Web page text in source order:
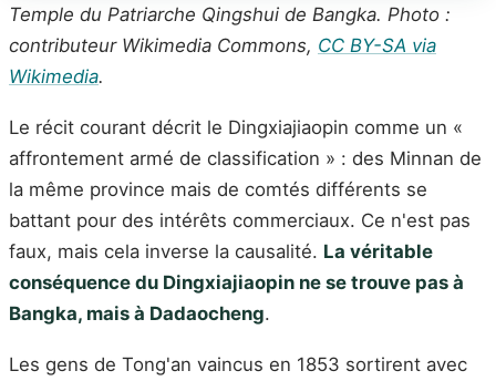
Temple du Patriarche Qingshui de Bangka. Photo :
contributeur Wikimedia Commons, CC BY-SA via
Wikimedia.
Le récit courant décrit le Dingxiajiaopin comme un «
affrontement armé de classification » : des Minnan de
la même province mais de comtés différents se
battant pour des intérêts commerciaux. Ce n'est pas
faux, mais cela inverse la causalité. La véritable
conséquence du Dingxiajiaopin ne se trouve pas à
Bangka, mais à Dadaocheng.
Les gens de Tong'an vaincus en 1853 sortirent avec